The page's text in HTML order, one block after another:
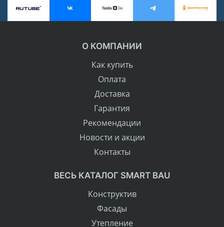
О КОМПАНИИ
Как купить
Оплата
Доставка
Гарантия
Рекомендации
Новости и акции
Контакты
ВЕСЬ КАТАЛОГ SMART BAU
Конструктив
Фасады
Утепление